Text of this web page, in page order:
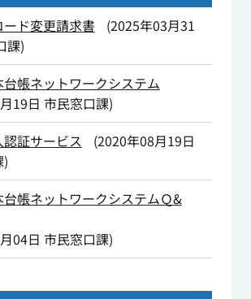
ド変更請求書 (2025年03月31
課)
帳ネットワークシステム
19日 市民窓口課)
証サービス
(2020年08月19日
)
帳ネットワークシステムＱ&
04日 市民窓口課)